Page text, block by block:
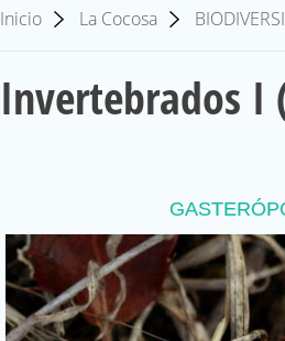
Inicio La Cocosa
Invertebrados I